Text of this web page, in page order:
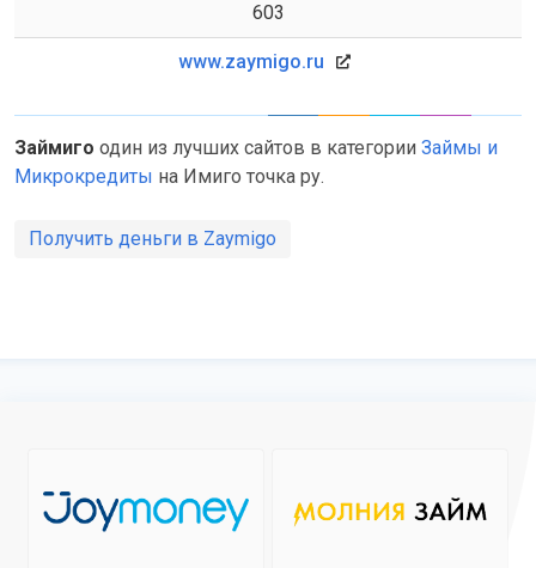
603
www.zaymigo.ru
Займиго один из лучших сайтов в категории Займы и
Микрокредиты на Имиго точка ру.
Получить деньги в Zaymigo